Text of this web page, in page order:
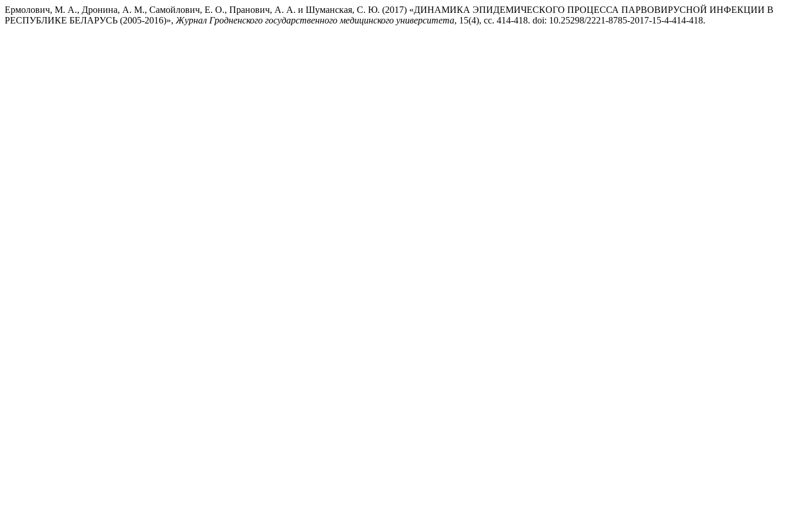
Ермолович, М. А., Дронина, А. М., Самойлович, Е. О., Пранович, А. А. и Шуманская, С. Ю. (2017) «ДИНАМИКА ЭПИДЕМИЧЕСКОГО ПРОЦЕССА ПАРВОВИРУСНОЙ ИНФЕКЦИИ В
РЕСПУБЛИКЕ БЕЛАРУСЬ (2005-2016)», Журнал Гродненского государственного медицинского университета, 15(4), сс. 414-418. doi: 10.25298/2221-8785-2017-15-4-414-418.